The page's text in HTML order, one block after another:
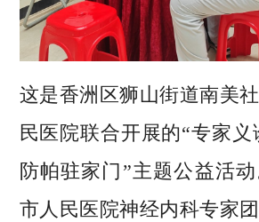
这是香洲区狮山街道南美
民医院联合开展的“专家
防帕驻家门”主题公益活动
市人民医院神经内科专家